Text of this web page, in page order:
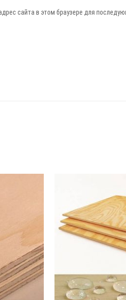
сайта в этом браузере для